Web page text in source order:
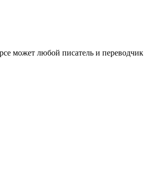
может любой писатель и переводчик